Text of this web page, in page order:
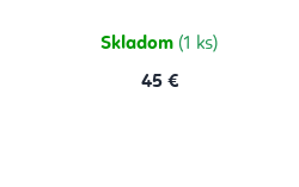
Skladom (1 ks)
45 €